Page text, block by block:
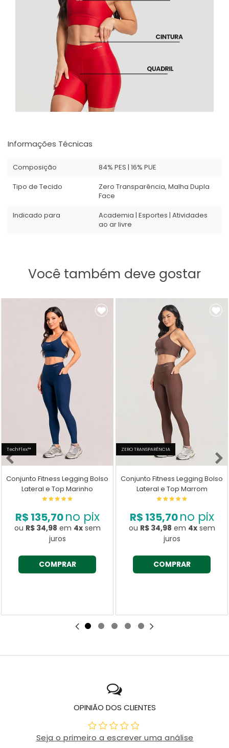
Informações Técnicas
Composição
84% PES | 16% PUE
Tipo de Tecido
Zero Transparência, Malha Dupla
Face
Indicado para
Academia | Esportes | Atividades
ao ar livre
Você também deve gostar
TechFlex™
Conjunto Fitness Legging Bolso
Lateral e Top Marinho
R$ 135,70no pix
ou R$ 34,98 em 4xsem
juros
COMPRAR
ZERO TRANSPARÊNCIA
Conjunto Fitness Legging Bolso
Lateral e Top Marrom
R$ 135,70no pix
ou R$ 34,98 em 4xsem
juros
COMPRAR
OPINIÃO DOS CLIENTES
Seja o primeiro a escrever uma análise